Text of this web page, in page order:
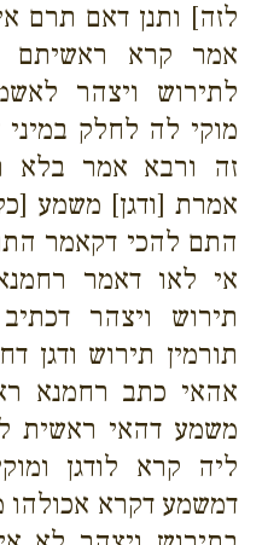
לזה] ותנן דאם תרם
אמר קרא ראשיתם
לתירוש ויצהר
מוקי לה לחלק במיני
זה ורבא אמר בלא
אמרת [ודגן] משמע
התם להכי דקאמר
אי לאו דאמר
תירוש ויצהר
תורמין תירוש ודגן
אהאי כתב רחמנא
משמע דהאי ראשית
ליה קרא לודגן
דמשמע דקרא אכולהו